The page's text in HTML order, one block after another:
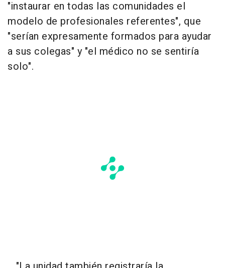
"instaurar en todas las comunidades el
modelo de profesionales referentes", que
"serían expresamente formados para ayudar
a sus colegas" y "el médico no se sentiría
solo".